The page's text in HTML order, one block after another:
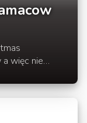
więc nie
pod